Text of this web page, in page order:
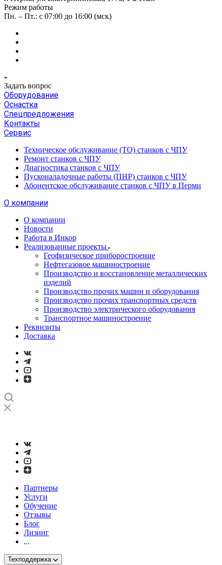
Режим работы
Пн. – Пт.: с 07:00 до 16:00 (мск)
Задать вопрос
Оборудование
Оснастка
Спецпредложения
Контакты
Сервис
Техническое обслуживание (ТО) станков с ЧПУ
Ремонт станков с ЧПУ
Диагностика станков с ЧПУ
Пусконаладочные работы (ПНР) станков с ЧПУ
Абонентское обслуживание станков с ЧПУ в Перми
О компании
О компании
Новости
Работа в Инкор
Реализованные проекты
Геофизическое приборостроение
Нефтегазовое машиностроение
Производство и восстановление металлических
изделий
Производство прочих машин и оборудования
Производство прочих транспортных средств
Производство электрического оборудования
Транспортное машиностроение
Реквизиты
Доставка
Партнеры
Услуги
Обучение
Отзывы
Блог
Лизинг
...
Техподдержка